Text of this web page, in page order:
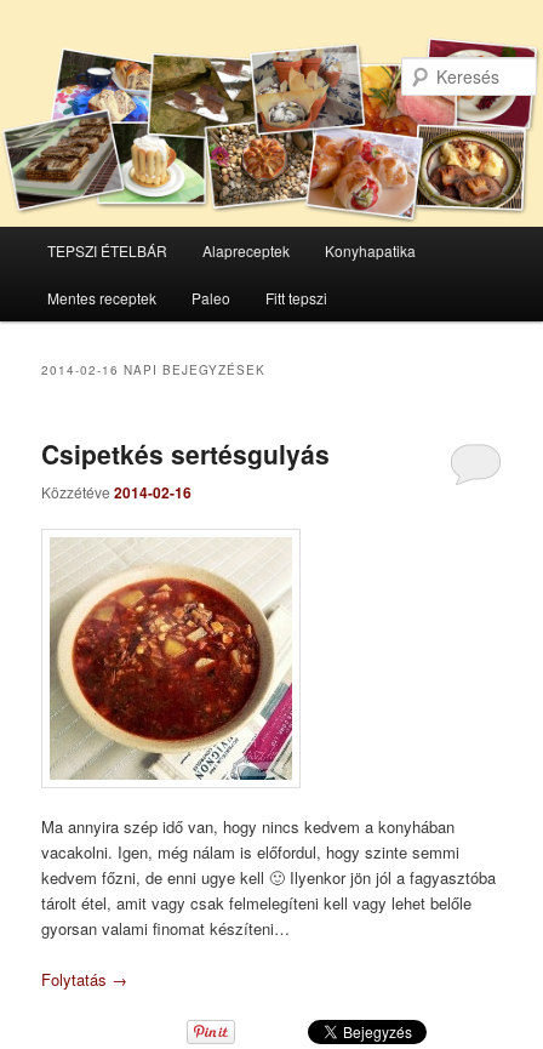
Tovább
az
Tovább
a
TEPSZI ÉTELBÁR Alapreceptek Konyhapatika
Mentes receptek Paleo Fitt tepszi
2014-02-16 NAPI BEJEGYZÉSEK
Csipetkés sertésgulyás
Közzétéve2014-02-16
Ma annyira szép idő van, hogy nincs kedvem a konyhában
vacakolni. Igen, még nálam is előfordul, hogy szinte semmi
kedvem főzni, de enni ugye kell 🙂 Ilyenkor jön jól a fagyasztóba
tárolt étel, amit vagy csak felmelegíteni kell vagy lehet belőle
gyorsan valami finomat készíteni…
Folytatás →